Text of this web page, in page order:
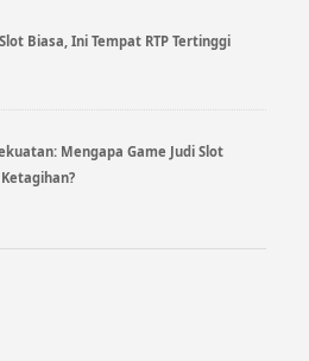
Biasa, Ini Tempat RTP Tertinggi
Mengapa Game Judi Slot